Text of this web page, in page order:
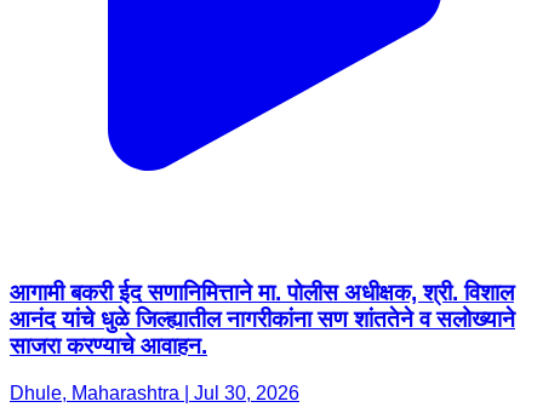
आगामी बकरी ईद सणानिमित्ताने मा. पोलीस अधीक्षक, श्री. विशाल
आनंद यांचे धुळे जिल्ह्यातील नागरीकांना सण शांततेने व सलोख्याने
साजरा करण्याचे आवाहन.
Dhule, Maharashtra | Jul 30, 2026